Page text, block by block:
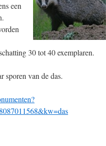
een
30 tot 40 exemplaren.
sporen van de das.